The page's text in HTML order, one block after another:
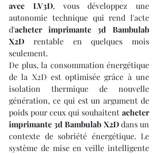
avec LV3D, vous développez une
autonomie technique qui rend l'acte
d'acheter imprimante 3d Bambulab
X2D rentable en quelques mois
seulement.
De plus, la consommation énergétique
de la X2D est optimisée grâce à une
isolation thermique de nouvelle
génération, ce qui est un argument de
poids pour ceux qui souhaitent acheter
imprimante 3d Bambulab X2D dans un
contexte de sobriété énergétique. Le
système de mise en veille intelligente